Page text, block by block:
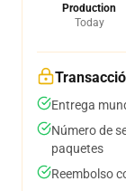
Production
Today
Entrega
Número de
paquetes
Reembolso